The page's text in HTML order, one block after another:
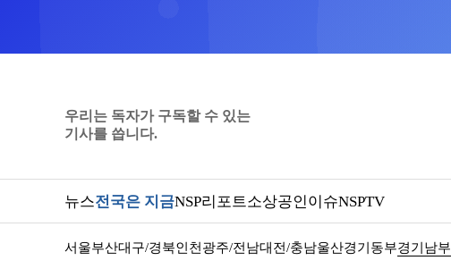
우리는 독자가 구독할 수 있는
기사를 씁니다.
뉴스전국은 지금NSP리포트소상공인이슈NSPTV
서울부산대구/경북인천 광주/전남대전/충남울산경기동부경기남부